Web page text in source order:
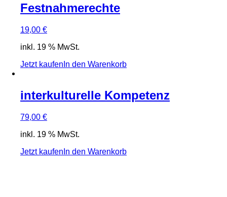
Festnahmerechte
19,00 €
inkl. 19 % MwSt.
Jetzt kaufen In den Warenkorb
interkulturelle Kompetenz
79,00 €
inkl. 19 % MwSt.
Jetzt kaufen In den Warenkorb